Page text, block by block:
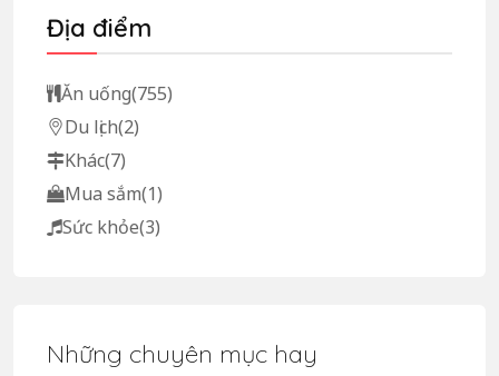
Địa điểm
Ăn uống(755)
Du lịch(2)
Khác(7)
Mua sắm(1)
Sức khỏe(3)
Những chuyên mục hay